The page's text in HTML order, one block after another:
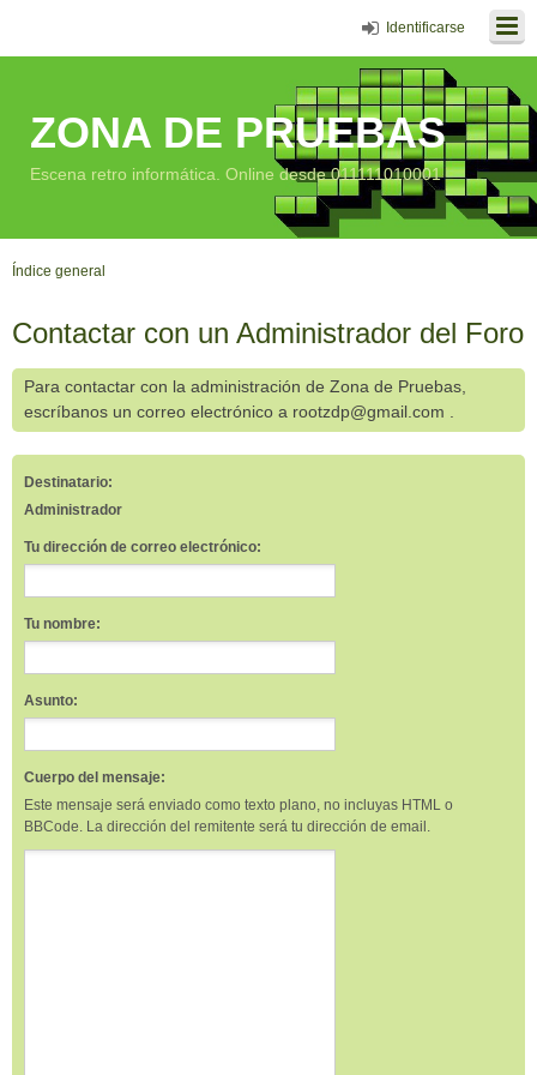
Identificarse
ZONA DE PRUEBAS
Escena retro informática. Online desde 011111010001
Índice general
Contactar con un Administrador del Foro
Para contactar con la administración de Zona de Pruebas,
escríbanos un correo electrónico a rootzdp@gmail.com .
Destinatario:
Administrador
Tu dirección de correo electrónico:
Tu nombre:
Asunto:
Cuerpo del mensaje:
Este mensaje será enviado como texto plano, no incluyas HTML o
BBCode. La dirección del remitente será tu dirección de email.